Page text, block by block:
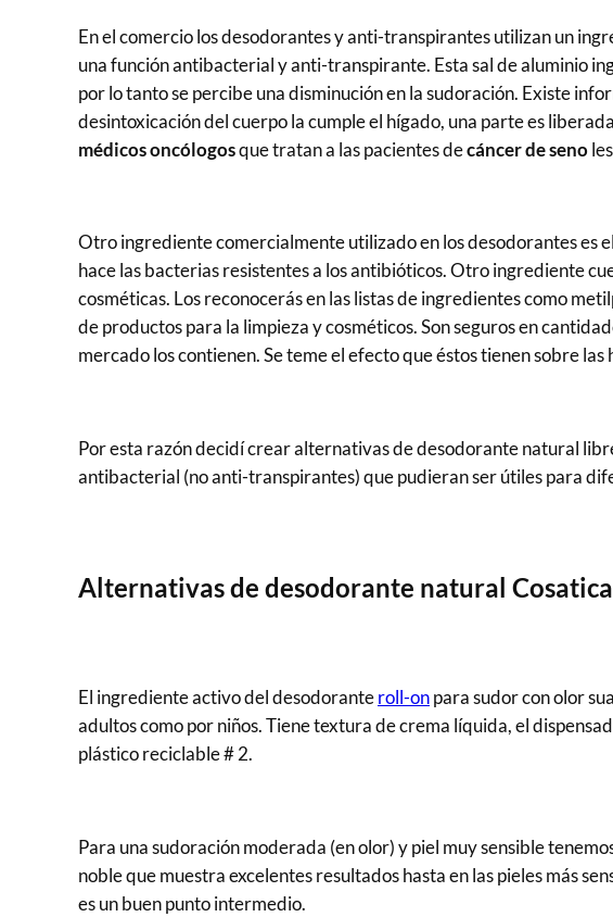
En el comercio los desodorantes y anti-transpirantes utilizan un
una función antibacterial y anti-transpirante. Esta sal de aluminio
por lo tanto se percibe una disminución en la sudoración. Existe
desintoxicación del cuerpo la cumple el hígado, una parte es
médicos oncólogosque tratan a las pacientes decáncer de seno
Otro ingrediente comercialmente utilizado en los desodorantes es el
hace las bacterias resistentes a los antibióticos. Otro ingrediente
cosméticas. Los reconocerás en las listas de ingredientes como
de productos para la limpieza y cosméticos. Son seguros en
mercado los contienen. Se teme el efecto que éstos tienen sobre
Por esta razón decidí crear alternativas de desodorante natural
antibacterial (no anti-transpirantes) que pudieran ser útiles para
Alternativas de desodorante natural
El ingrediente activo del desodoranteroll-onpara sudor con olor
adultos como por niños. Tiene textura de crema líquida, el
plástico reciclable # 2.
Para una sudoración moderada (en olor) y piel muy sensible
noble que muestra excelentes resultados hasta en las pieles más
es un buen punto intermedio.